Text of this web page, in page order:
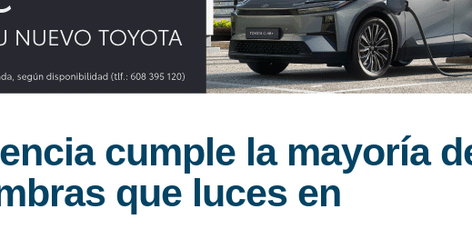
cumple la mayoría
que luces en